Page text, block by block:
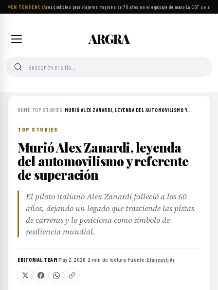
EN TENDENCIA
Ocho objetos imprescindibles para viajeros mayores de 70 años en el equipaje de mano·La CGT se
ARGRA
HOME› TOP STORIES› MURIÓ ALEX ZANARDI, LEYENDA DEL AUTOMOVILISMO Y...
TOP STORIES
Murió Alex Zanardi, leyenda
del automovilismo y referente
de superación
El piloto italiano Alex Zanardi falleció a los 60
años, dejando un legado que trasciende las pistas
de carreras y lo posiciona como símbolo de
resiliencia mundial.
EDITORIAL TEAM·May 2, 2026 ·2 min de lectura ·Fuente:Elancasti Ar